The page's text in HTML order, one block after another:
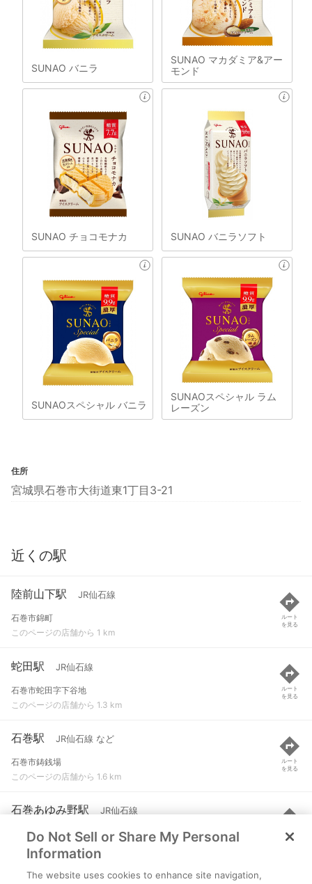
SUNAO バニラ
SUNAO マカダミア&アー
モンド
SUNAO チョコモナカ SUNAO バニラソフト
SUNAOスペシャル バニラ
SUNAOスペシャル ラム
レーズン
住所
宮城県石巻市大街道東1丁目3-21
近くの駅
陸前山下駅 JR仙石線
石巻市錦町
このページの店舗から 1 km
ルート
を見る
蛇田駅 JR仙石線
石巻市蛇田字下谷地
このページの店舗から 1.3 km
ルート
を見る
石巻駅 JR仙石線 など
石巻市鋳銭場
このページの店舗から 1.6 km
ルート
を見る
石巻あゆみ野駅 JR仙石線
石巻市門脇
このページの店舗から 2.5 km
ルート
を見る
Do Not Sell or Share My Personal
Information
The website uses cookies to enhance site navigation,